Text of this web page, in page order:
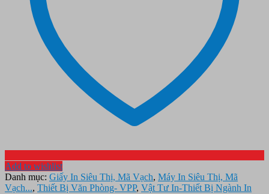
Add to wishlist
Danh mục: Giấy In Siêu Thị, Mã Vạch, Máy In Siêu Thị, Mã
Vạch..., Thiết Bị Văn Phòng- VPP, Vật Tư In-Thiết Bị Ngành In